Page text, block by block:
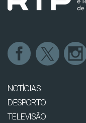
NOTÍCIAS
DESPORTO
TELEVISÃO